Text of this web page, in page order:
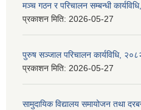
मञ्च गठन र परिचालन सम्बन्धी
प्रकाशन मिति: 2026-05-27
पुरुष सञ्जाल परिचालन कार्यविधि,
प्रकाशन मिति: 2026-05-27
सामुदायिक विद्यालय समायोजन तथा